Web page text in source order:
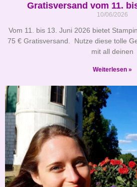
Gratisversand vom 11.
10/06/2026
Vom 11. bis 13. Juni 2026 bietet
75 € Gratisversand. Nutze diese tolle
mit all deinen
Weiterlesen »